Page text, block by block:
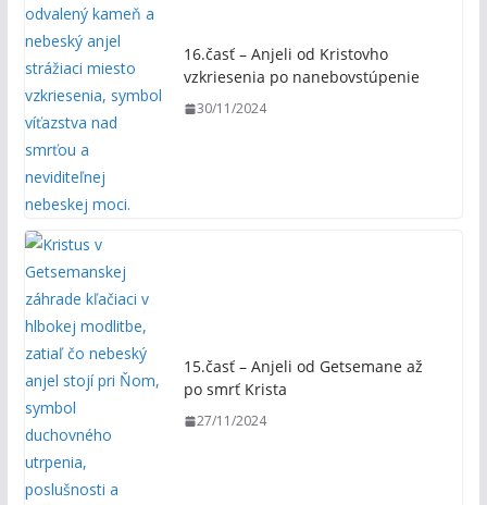
16.časť – Anjeli od Kristovho
vzkriesenia po nanebovstúpenie
30/11/2024
15.časť – Anjeli od Getsemane až
po smrť Krista
27/11/2024